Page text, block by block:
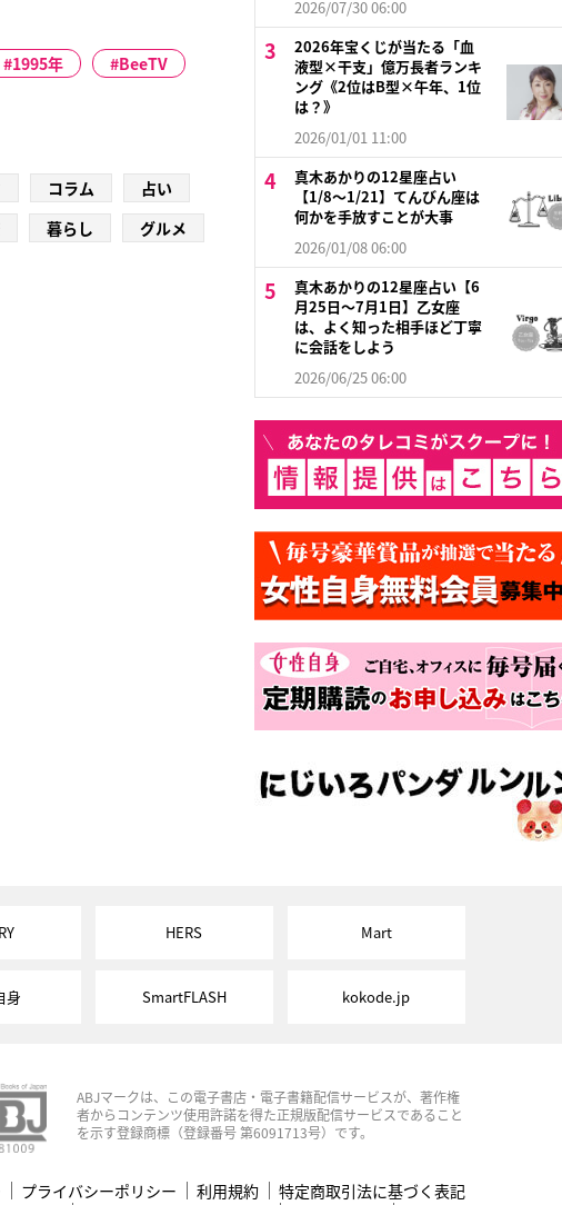
1995年
BeeTV
コラム
占い
暮らし グルメ
2026/07/30 06:00
2026年宝くじが当たる「血
液型×干支」億万長者ランキ
ング《2位はB型×午年、1位
は？》
2026/01/01 11:00
真木あかりの12星座占い
【1/8～1/21】てんびん座は
何かを手放すことが大事
2026/01/08 06:00
真木あかりの12星座占い【6
月25日〜7月1日】乙女座
は、よく知った相手ほど丁寧
に会話をしよう
2026/06/25 06:00
HERS Mart
身 SmartFLASH kokode.jp
ABJマークは、この電子書店・電子書籍配信サービスが、著作権
者からコンテンツ使用許諾を得た正規版配信サービスであること
を示す登録商標（登録番号 第6091713号）です。
プライバシーポリシー 利用規約
特定商取引法に基づく表記